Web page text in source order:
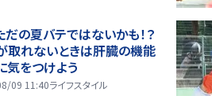
だの夏バテではないかも！？
取れないときは肝臓の機能
気をつけよう
09 11:40ライフスタイル